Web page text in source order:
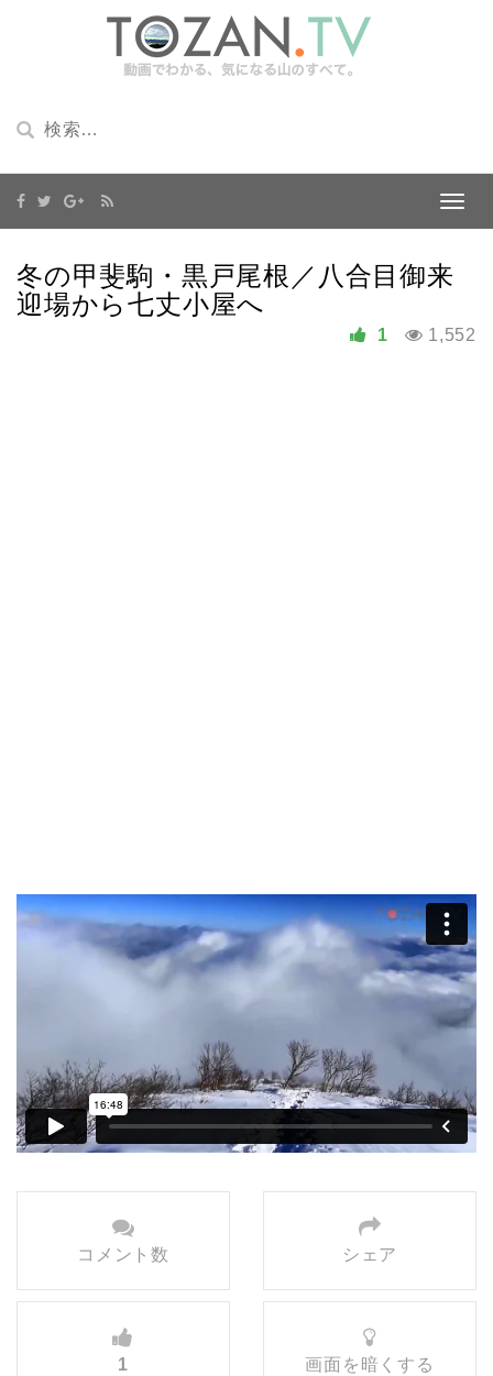
冬の甲斐駒・黒戸尾根／八合目御来
迎場から七丈小屋へ
1,552
1
コメント数 シェア
1 画面を暗くする